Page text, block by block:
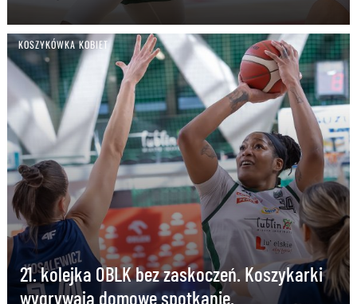
KOSZYKÓWKA KOBIET
21. kolejka OBLK bez zaskoczeń. Koszykarki
wygrywają domowe spotkanie.